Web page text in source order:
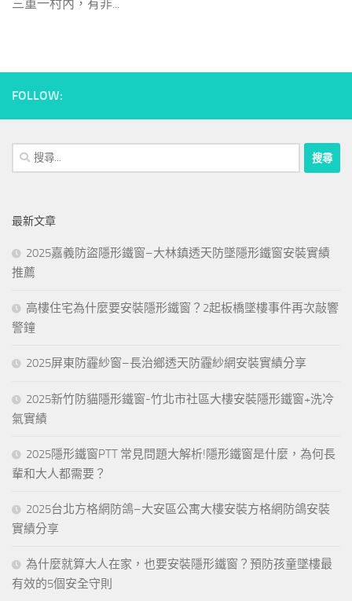
三重一村內，有非...
FOLLOW:
搜
尋
字:
最新文章
2025嘉義防盜隱形鐵窗–大林鎮透天防墜隱形鐵窗安裝實績
推薦
高樓住宅為什麼要安裝隱形鐵窗？2起板橋墜樓事件再次敲響
警鐘
2025屏東防霾紗窗–長治鄉透天防霾紗網安裝實績分享
2025新竹防貓隱形鐵窗-竹北市社區大樓安裝隱形鐵窗+洗冷
氣實績
2025隱形鐵窗PTT 常見問題大解析!隱形鐵窗是什麼，為何長
輩和大人都需要？
2025台北方格網防鴿–大安區公寓大樓安裝方格網防鴿安裝
實績分享
為什麼就算大人在家，也要安裝隱形鐵窗？預防孩童墜樓最
有效的5個安全守則